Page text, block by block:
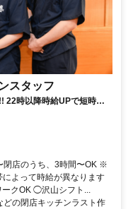
スタッフ
閉店のうち、3時間〜OK ※
よって時給が異なります
クOK ◯沢山シフト...
の閉店キッチンラスト作